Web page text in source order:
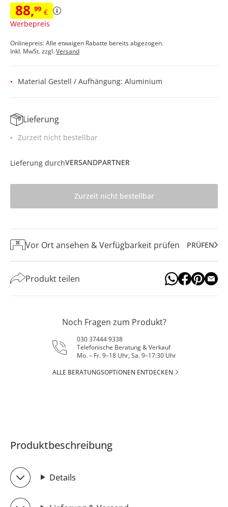
88,99 €
Werbepreis
Onlinepreis: Alle etwaigen Rabatte bereits abgezogen.
Inkl. MwSt. zzgl.Versand
Material Gestell / Aufhängung: Aluminium
Lieferung
Zurzeit nicht bestellbar
Lieferung durchVERSANDPARTNER
Zurzeit nicht bestellbar
Vor Ort ansehen & Verfügbarkeit prüfen PRÜFEN
Produkt teilen
Noch Fragen zum Produkt?
030 37444 9338
Telefonische Beratung & Verkauf
Mo. – Fr. 9–18 Uhr, Sa. 9–17:30 Uhr
ALLE BERATUNGSOPTIONEN ENTDECKEN
Produktbeschreibung
Details